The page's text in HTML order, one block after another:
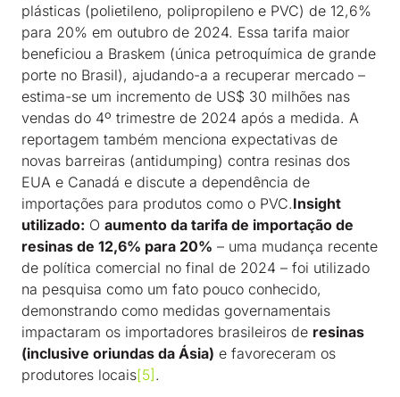
plásticas (polietileno, polipropileno e PVC) de 12,6%
para 20% em outubro de 2024. Essa tarifa maior
beneficiou a Braskem (única petroquímica de grande
porte no Brasil), ajudando-a a recuperar mercado –
estima-se um incremento de US$ 30 milhões nas
vendas do 4º trimestre de 2024 após a medida. A
reportagem também menciona expectativas de
novas barreiras (antidumping) contra resinas dos
EUA e Canadá e discute a dependência de
importações para produtos como o PVC.Insight
utilizado: O aumento da tarifa de importação de
resinas de 12,6% para 20% – uma mudança recente
de política comercial no final de 2024 – foi utilizado
na pesquisa como um fato pouco conhecido,
demonstrando como medidas governamentais
impactaram os importadores brasileiros de resinas
(inclusive oriundas da Ásia) e favoreceram os
produtores locais[5] .